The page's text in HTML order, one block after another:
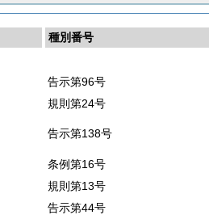
種別番号
告示第96号
規則第24号
告示第138号
条例第16号
規則第13号
告示第44号